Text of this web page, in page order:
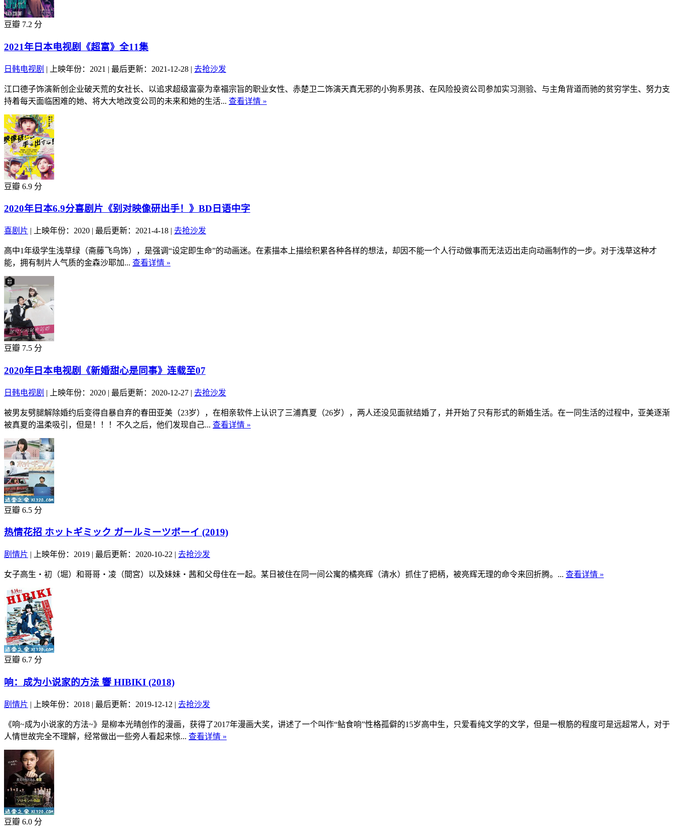
豆瓣 7.2 分
2021年日本电视剧《超富》全11集
日韩电视剧 | 上映年份：2021 | 最后更新：2021-12-28 | 去抢沙发
江口德子饰演新创企业破天荒的女社长、以追求超级富豪为幸福宗旨的职业女性、赤楚卫二饰演天真无邪的小狗系男孩、在风险投资公司参加实习测验、与主角背道而驰的贫穷学生、努力支
持着每天面临困难的她、将大大地改变公司的未来和她的生活... 查看详情 »
豆瓣 6.9 分
2020年日本6.9分喜剧片《别对映像研出手！》BD日语中字
喜剧片 | 上映年份：2020 | 最后更新：2021-4-18 | 去抢沙发
高中1年级学生浅草绿（斋藤飞鸟饰），是强调“设定即生命”的动画迷。在素描本上描绘积累各种各样的想法，却因不能一个人行动做事而无法迈出走向动画制作的一步。对于浅草这种才
能，拥有制片人气质的金森沙耶加... 查看详情 »
豆瓣 7.5 分
2020年日本电视剧《新婚甜心是同事》连载至07
日韩电视剧 | 上映年份：2020 | 最后更新：2020-12-27 | 去抢沙发
被男友劈腿解除婚约后变得自暴自弃的春田亚美（23岁），在相亲软件上认识了三浦真夏（26岁），两人还没见面就结婚了，并开始了只有形式的新婚生活。在一同生活的过程中，亚美逐渐
被真夏的温柔吸引，但是！！！不久之后，他们发现自己... 查看详情 »
豆瓣 6.5 分
热情花招 ホットギミック ガールミーツボーイ (2019)
剧情片 | 上映年份：2019 | 最后更新：2020-10-22 | 去抢沙发
女子高生・初（堀）和哥哥・凌（間宮）以及妹妹・茜和父母住在一起。某日被住在同一间公寓的橘亮辉（清水）抓住了把柄，被亮辉无理的命令来回折腾。... 查看详情 »
豆瓣 6.7 分
响：成为小说家的方法 響 HIBIKI (2018)
剧情片 | 上映年份：2018 | 最后更新：2019-12-12 | 去抢沙发
《响~成为小说家的方法~》是柳本光晴创作的漫画，获得了2017年漫画大奖，讲述了一个叫作“鲇食响”性格孤僻的15岁高中生，只爱看纯文学的文学，但是一根筋的程度可是远超常人，对于
人情世故完全不理解，经常做出一些旁人看起来惊... 查看详情 »
豆瓣 6.0 分